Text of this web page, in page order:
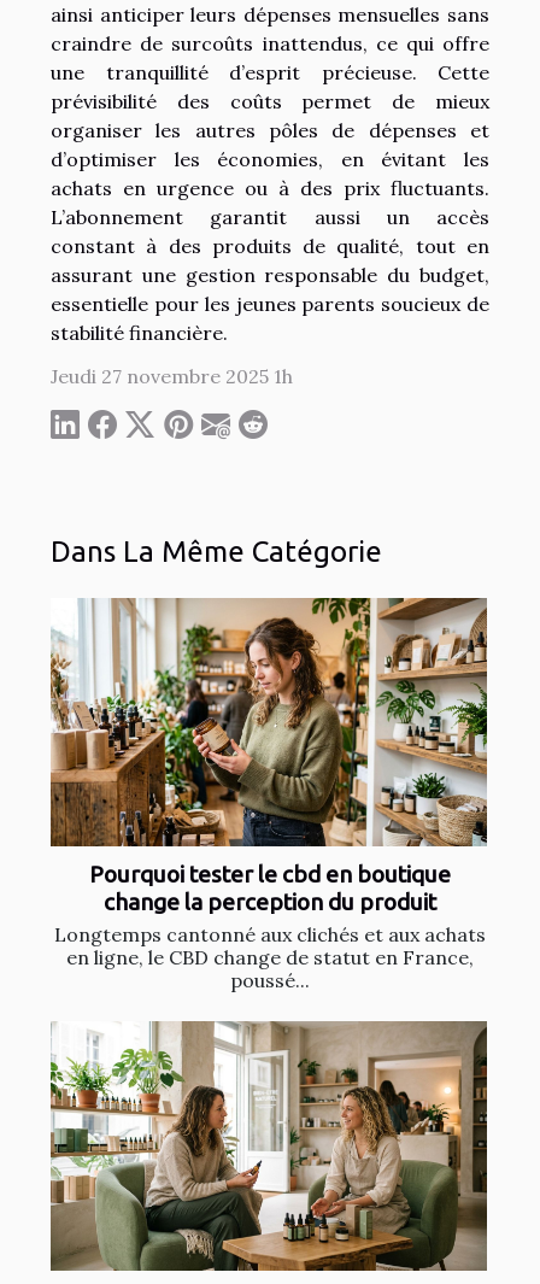
ainsi anticiper leurs dépenses mensuelles sans
craindre de surcoûts inattendus, ce qui offre
une tranquillité d’esprit précieuse. Cette
prévisibilité des coûts permet de mieux
organiser les autres pôles de dépenses et
d’optimiser les économies, en évitant les
achats en urgence ou à des prix fluctuants.
L’abonnement garantit aussi un accès
constant à des produits de qualité, tout en
assurant une gestion responsable du budget,
essentielle pour les jeunes parents soucieux de
stabilité financière.
Jeudi 27 novembre 2025 1h
Dans La Même Catégorie
Pourquoi tester le cbd en boutique
change la perception du produit
Longtemps cantonné aux clichés et aux achats
en ligne, le CBD change de statut en France,
poussé...